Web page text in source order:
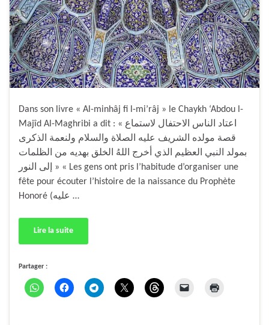
Dans son livre « Al-minhâj fi l-mi’râj » le Chaykh ‘Abdou l-
Majîd Al-Maghribi a dit : « اعتاد الناس الاحتفال لاستماع
قصة مولده الشريف عليه الصلاة والسلام ولنعمة الذكرى
بمولد النبي العظيم الذي أخرج اللهُ الخلق بهديه من الظلمات
إلى النور » « Les gens ont pris l’habitude d’organiser une
fête pour écouter l’histoire de la naissance du Prophète
Honoré (عليه …
Lire la suite
Partager :